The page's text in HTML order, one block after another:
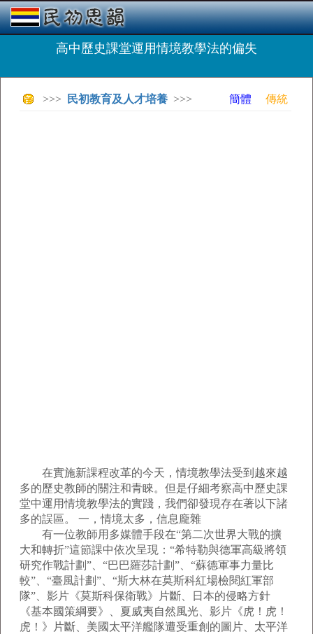
高中歷史課堂運用情境教學法的偏失
>>> 民初教育及人才培養 >>> 簡體 傳統
在實施新課程改革的今天，情境教學法受到越來越
多的歷史教師的關注和青睞。但是仔細考察高中歷史課
堂中運用情境教學法的實踐，我們卻發現存在著以下諸
多的誤區。 一，情境太多，信息龐雜
有一位教師用多媒體手段在“第二次世界大戰的擴
大和轉折”這節課中依次呈現：“希特勒與德軍高級將領
研究作戰計劃”、“巴巴羅莎計劃”、“蘇德軍事力量比
較”、“臺風計劃”、“斯大林在莫斯科紅場檢閱紅軍部
隊”、影片《莫斯科保衛戰》片斷、日本的侵略方針
《基本國策綱要》、夏威夷自然風光、影片《虎！虎！
虎！》片斷、美國太平洋艦隊遭受重創的圖片、太平洋